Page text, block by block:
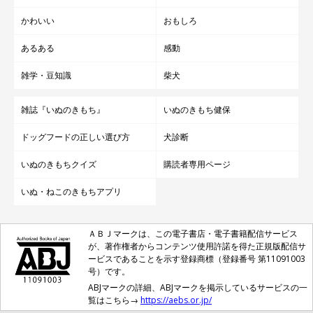
かわいい おもしろ
あるある 感動
雑学・豆知識 柴犬
雑誌『いぬのきもち』 いぬのきもち健保
ドッグフードの正しい選び方 犬診断
いぬのきもちクイズ 購読者専用ページ
いぬ・ねこのきもちアプリ
ＡＢＪマークは、この電子書店・電子書籍配信サービス
が、著作権者からコンテンツ使用許諾を得た正規版配信サ
ービスであることを示す登録商標（登録番号 第11091003
号）です。
ABJマークの詳細、ABJマークを掲示しているサービスの一
覧はこちら→ https://aebs.or.jp/